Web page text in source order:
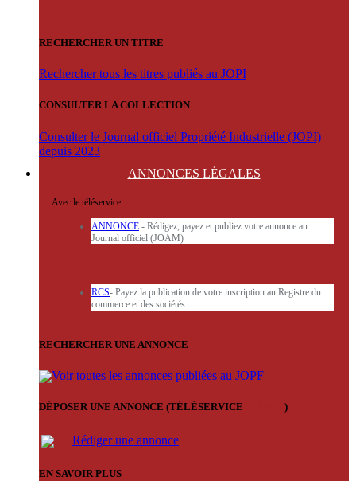
RECHERCHER UN TITRE
Rechercher tous les titres publiés au JOPI
CONSULTER LA COLLECTION
Consulter le Journal officiel Propriété Industrielle (JOPI)
depuis 2023
ANNONCES LÉGALES
Avec le téléservice :
ANNONCE - Rédigez, payez et publiez votre annonce au
Journal officiel (JOAM)
RCS- Payez la publication de votre inscription au Registre du
commerce et des sociétés.
RECHERCHER UNE ANNONCE
Voir toutes les annonces publiées au JOPF
DÉPOSER UNE ANNONCE (TÉLÉSERVICE )
Rédiger une annonce
EN SAVOIR PLUS